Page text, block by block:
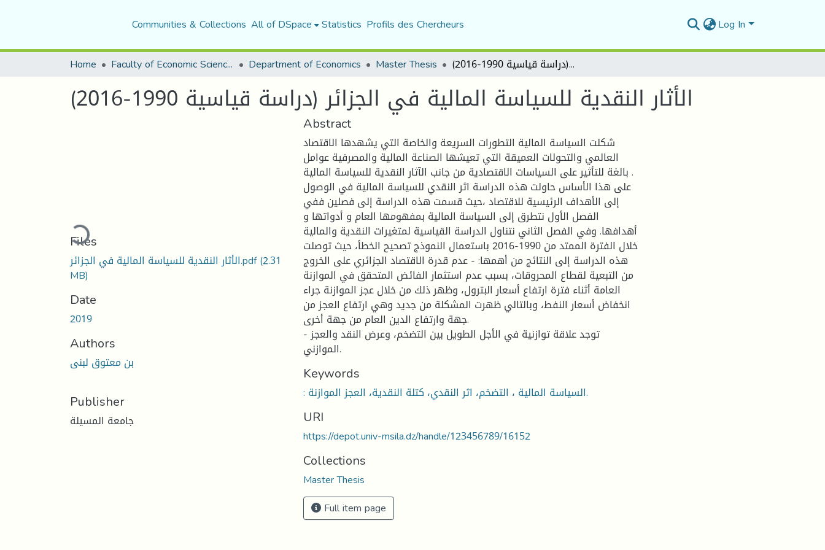
Communities & Collections All of DSpace Statistics Profils des Chercheurs Log In
Home Faculty of Economic Sciences, Commerce and Management Sciences Department of Economics Master Thesis الأثار النقدية للسياسة المالية في الجزائر (دراسة قياسية 1990-2016)
الأثار النقدية للسياسة المالية في الجزائر (دراسة قياسية 1990-2016)
Loading...
Files
الأثار النقدية للسياسة المالية في الجزائر.pdf(2.31
MB)
Date
2019
Authors
بن معتوق لبنى
Publisher
جامعة المسيلة
Abstract
شكلت السياسة المالية التطورات السريعة والخاصة التي يشهدها الاقتصاد
العالمي والتحولات العميقة التي تعيشها الصناعة المالية والمصرفية عوامل
بالغة للتأثير على السياسات الاقتصادية من جانب الآثار النقدية للسياسة المالية .
على هذا الأساس حاولت هذه الدراسة اثر النقدي للسياسة المالية في الوصول
إلى الأهداف الرئيسية للاقتصاد ،حيث قسمت هذه الدراسة إلى فصلين ففي
الفصل الأول نتطرق إلى السياسة المالية بمفهومها العام و أدواتها و
أهدافها. وفي الفصل الثاني نتناول الدراسة القياسية لمتغيرات النقدية والمالية
خلال الفترة الممتد من 1990-2016 باستعمال النموذج تصحيح الخطأ، حيث توصلت
هذه الدراسة إلى النتائج من أهمها: - عدم قدرة الاقتصاد الجزائري على الخروج
من التبعية لقطاع المحروقات، بسبب عدم استثمار الفائض المتحقق في الموازنة
العامة أثناء فترة ارتفاع أسعار البترول، وظهر ذلك من خلال عجز الموازنة جراء
انخفاض أسعار النفط، وبالتالي ظهرت المشكلة من جديد وهي ارتفاع العجز من
جهة وارتفاع الدين العام من جهة أخرى.
- توجد علاقة توازنية في الأجل الطويل بين التضخم، وعرض النقد والعجز
الموازني.
Keywords
: السياسة المالية ، التضخم، اثر النقدي، كتلة النقدية، العجز الموازنة.
URI
https://depot.univ-msila.dz/handle/123456789/16152
Collections
Master Thesis
Full item page